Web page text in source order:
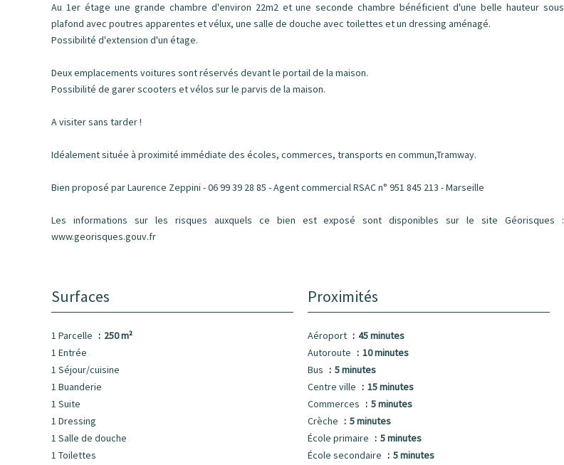
Au 1er étage une grande chambre d'environ 22m2 et une seconde chambre bénéficient d'une belle hauteur sous
plafond avec poutres apparentes et vélux, une salle de douche avec toilettes et un dressing aménagé.
Possibilité d'extension d'un étage.
Deux emplacements voitures sont réservés devant le portail de la maison.
Possibilité de garer scooters et vélos sur le parvis de la maison.
A visiter sans tarder !
Idéalement située à proximité immédiate des écoles, commerces, transports en commun,Tramway.
Bien proposé par Laurence Zeppini - 06 99 39 28 85 - Agent commercial RSAC n° 951 845 213 - Marseille
Les informations sur les risques auxquels ce bien est exposé sont disponibles sur le site Géorisques :
www.georisques.gouv.fr
Surfaces
1 Parcelle
250 m²
1 Entrée
1 Séjour/cuisine
1 Buanderie
1 Suite
1 Dressing
1 Salle de douche
1 Toilettes
Proximités
Aéroport
45 minutes
Autoroute
10 minutes
Bus
5 minutes
Centre ville
15 minutes
Commerces
5 minutes
Crèche
5 minutes
École primaire
5 minutes
École secondaire
5 minutes